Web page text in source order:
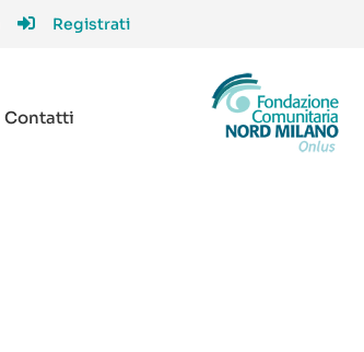
Registrati
Contatti